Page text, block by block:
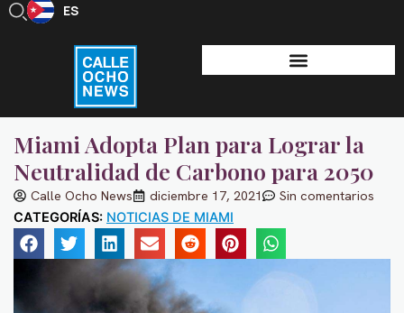
-
f
-
i
n
ES
EN
Miami Adopta Plan para Lograr la
Neutralidad de Carbono para 2050
Calle Ocho News diciembre 17, 2021 Sin comentarios
CATEGORÍAS: NOTICIAS DE MIAMI